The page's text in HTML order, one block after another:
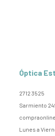
Óptica
2712 3525
Sarmiento
Lunes a